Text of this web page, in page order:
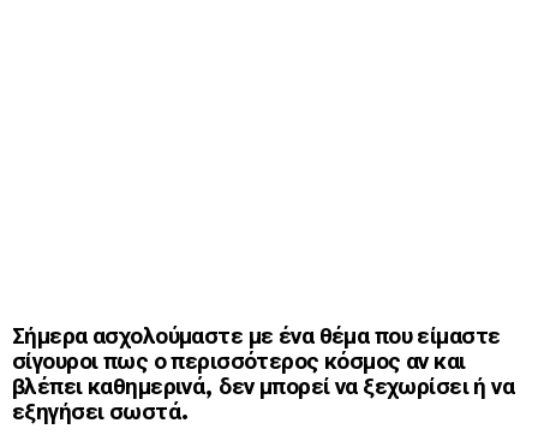
Σήμερα ασχολούμαστε με ένα θέμα που είμαστε
σίγουροι πως ο περισσότερος κόσμος αν και
βλέπει καθημερινά, δεν μπορεί να ξεχωρίσει ή να
εξηγήσει σωστά.